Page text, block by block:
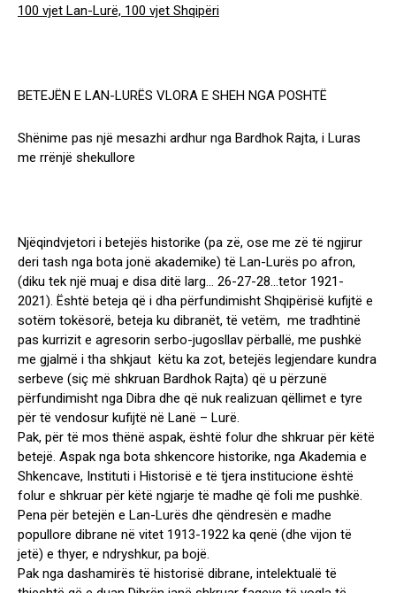
100 vjet Lan-Lurë, 100 vjet Shqipëri
BETEJËN E LAN-LURËS VLORA E SHEH NGA POSHTË
Shënime pas një mesazhi ardhur nga Bardhok Rajta, i Luras
me rrënjë shekullore
Njëqindvjetori i betejës historike (pa zë, ose me zë të ngjirur
deri tash nga bota jonë akademike) të Lan-Lurës po afron,
(diku tek një muaj e disa ditë larg… 26-27-28…tetor 1921-
2021). Është beteja që i dha përfundimisht Shqipërisë kufijtë e
sotëm tokësorë, beteja ku dibranët, të vetëm, me tradhtinë
pas kurrizit e agresorin serbo-jugosllav përballë, me pushkë
me gjalmë i tha shkjaut këtu ka zot, betejës legjendare kundra
serbeve (siç më shkruan Bardhok Rajta) që u përzunë
përfundimisht nga Dibra dhe që nuk realizuan qëllimet e tyre
për të vendosur kufijtë në Lanë – Lurë.
Pak, për të mos thënë aspak, është folur dhe shkruar për këtë
betejë. Aspak nga bota shkencore historike, nga Akademia e
Shkencave, Instituti i Historisë e të tjera institucione është
folur e shkruar për këtë ngjarje të madhe që foli me pushkë.
Pena për betejën e Lan-Lurës dhe qëndresën e madhe
popullore dibrane në vitet 1913-1922 ka qenë (dhe vijon të
jetë) e thyer, e ndryshkur, pa bojë.
Pak nga dashamirës të historisë dibrane, intelektualë të